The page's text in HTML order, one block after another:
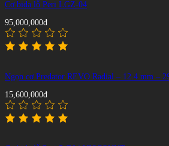
Cơ bida lỗ Peri LGZ-04
95,000,000đ
Ngọn cơ Predator REVO Radial – 12.4 mm –
15,600,000đ